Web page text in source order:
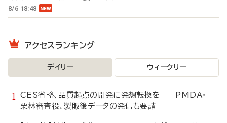
8/6 18:48
アクセスランキング
デイリー ウィークリー
CES省略、品質起点の開発に発想転換を PMDA・
栗林審査役、製販後データの発信も要請